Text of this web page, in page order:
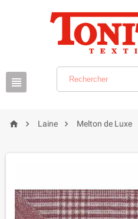

  Laine  Melton de Luxe